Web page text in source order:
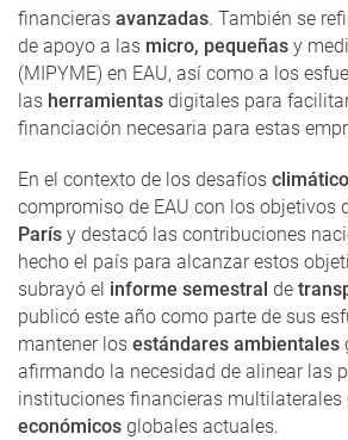
financieras avanzadas. También se
de apoyo a las micro, pequeñas y
(MIPYME) en EAU, así como a los
las herramientas digitales para
financiación necesaria para estas
En el contexto de los desafíos
compromiso de EAU con los objetivos
París y destacó las contribuciones
hecho el país para alcanzar estos
subrayó el informe semestral de
publicó este año como parte de sus
mantener los estándares ambientales
afirmando la necesidad de alinear las
instituciones financieras multilaterales
económicos globales actuales.